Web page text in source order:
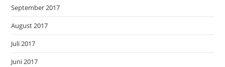
September 2017
August 2017
Juli 2017
Juni 2017